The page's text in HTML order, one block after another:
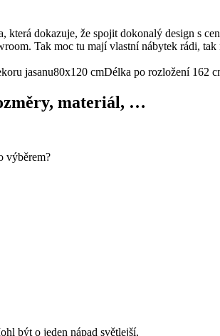
která dokazuje, že spojit dokonalý design s
Tak moc tu mají vlastní nábytek rádi,
jasanu80x120 cmDélka po rozložení 162
materiál, …
výběrem?
být o jeden nápad světlejší.